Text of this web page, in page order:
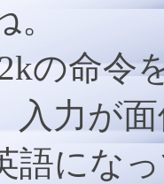
の命令
入力が
語にな